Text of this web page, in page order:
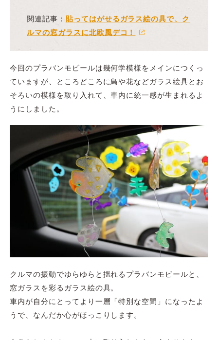
関連記事： 貼ってはがせるガラス絵の具で、ク
ルマの窓ガラスに北欧風デコ！
今回のプラバンモビールは幾何学模様をメインにつくっ
ていますが、ところどころに鳥や花などガラス絵具とお
そろいの模様を取り入れて、車内に統一感が生まれるよ
うにしました。
クルマの振動でゆらゆらと揺れるプラバンモビールと、
窓ガラスを彩るガラス絵の具。
車内が自分にとってより一層「特別な空間」になったよ
うで、なんだか心がほっこりします。